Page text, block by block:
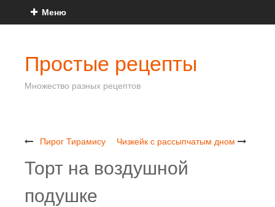
Меню
Простые рецепты
Множество разных рецептов
Пирог Тирамису Чизкейк с рассыпчатым дном
Торт на воздушной
подушке